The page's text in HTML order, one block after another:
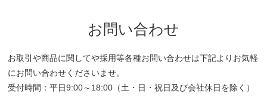
お問い合わせ
お取引や商品に関してや採用等各種お問い合わせは下記よりお気軽
にお問い合わせくださいませ。
受付時間：平日9:00～18:00（土・日・祝日及び会社休日を除く）